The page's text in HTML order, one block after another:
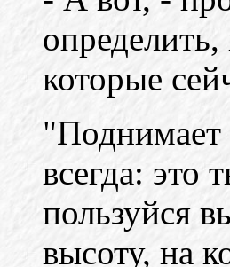
которые
"Поднимает
всегда: это
пользуйся
высоту, на